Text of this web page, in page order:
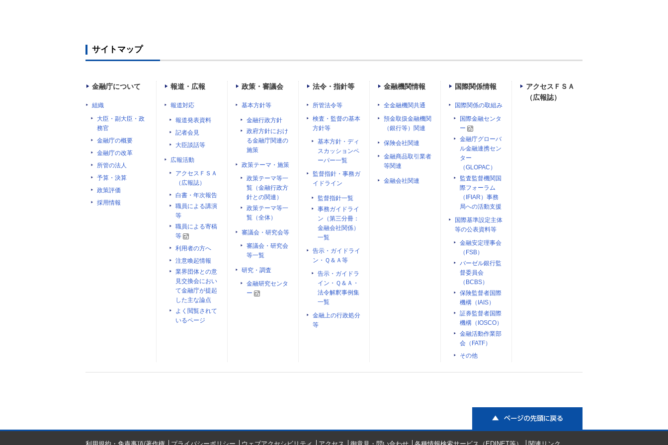
サイトマップ
金融庁について
組織
大臣・副大臣・政
務官
金融庁の概要
金融庁の改革
所管の法人
予算・決算
政策評価
採用情報
報道・広報
報道対応
報道発表資料
記者会見
大臣談話等
広報活動
アクセスＦＳＡ
（広報誌）
白書・年次報告
職員による講演
等
職員による寄稿
等
利用者の方へ
注意喚起情報
業界団体との意
見交換会におい
て金融庁が提起
した主な論点
よく閲覧されて
いるページ
政策・審議会
基本方針等
金融行政方針
政府方針におけ
る金融庁関連の
施策
政策テーマ・施策
政策テーマ等一
覧（金融行政方
針との関連）
政策テーマ等一
覧（全体）
審議会・研究会等
審議会・研究会
等一覧
研究・調査
金融研究センタ
ー
法令・指針等
所管法令等
検査・監督の基本
方針等
基本方針・ディ
スカッションペ
ーパー一覧
監督指針・事務ガ
イドライン
監督指針一覧
事務ガイドライ
ン（第三分冊：
金融会社関係）
一覧
告示・ガイドライ
ン・Ｑ＆Ａ等
告示・ガイドラ
イン・Ｑ＆Ａ・
法令解釈事例集
一覧
金融上の行政処分
等
金融機関情報
全金融機関共通
預金取扱金融機関
（銀行等）関連
保険会社関連
金融商品取引業者
等関連
金融会社関連
国際関係情報
国際関係の取組み
国際金融センタ
ー
金融庁グローバ
ル金融連携セン
ター
（GLOPAC）
監査監督機関国
際フォーラム
（IFIAR）事務
局への活動支援
国際基準設定主体
等の公表資料等
金融安定理事会
（FSB）
バーゼル銀行監
督委員会
（BCBS）
保険監督者国際
機構（IAIS）
証券監督者国際
機構（IOSCO）
金融活動作業部
会（FATF）
その他
アクセスＦＳＡ
（広報誌）